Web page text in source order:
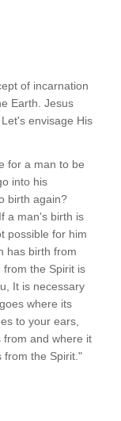
of incarnation
Earth. Jesus
envisage His
for a man to be
into his
birth again?
a man's birth is
possible for him
has birth from
from the Spirit is
It is necessary
where its
to your ears,
from and where it
from the Spirit."